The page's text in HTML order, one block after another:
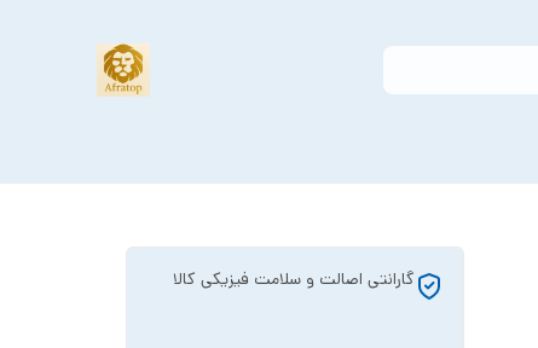
گارانتی اصالت و سلامت فیزیکی کالا